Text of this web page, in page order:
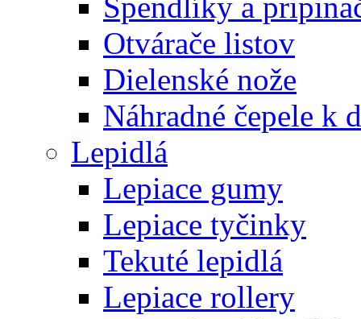
Otvárače listov
Dielenské nože
Náhradné čepele k
Lepidlá
Lepiace gumy
Lepiace tyčinky
Tekuté lepidlá
Lepiace rollery